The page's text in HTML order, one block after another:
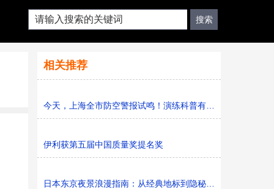
相关推荐
今天，上海全市防空警报试鸣！演练科普有序进行，人防意
伊利获第五届中国质量奖提名奖
日本东京夜景浪漫指南：从经典地标到隐秘胜地